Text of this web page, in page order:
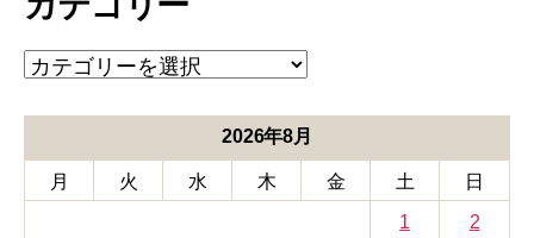
カ
テ
ー
2026年8月
月 火 水 木 金 土
日
1
2